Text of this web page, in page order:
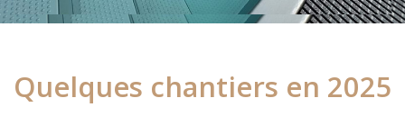
Quelques chantiers en 2025